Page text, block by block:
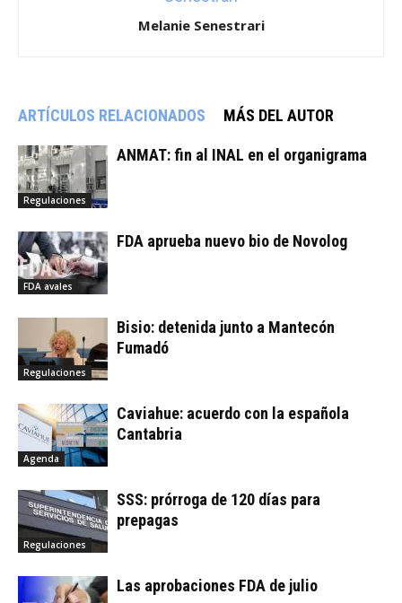
Melanie Senestrari
ARTÍCULOS RELACIONADOS MÁS DEL AUTOR
Regulaciones
ANMAT: fin al INAL en el organigrama
FDA avales
FDA aprueba nuevo bio de Novolog
Regulaciones
Bisio: detenida junto a Mantecón
Fumadó
Agenda
Caviahue: acuerdo con la española
Cantabria
Regulaciones
SSS: prórroga de 120 días para
prepagas
Las aprobaciones FDA de julio